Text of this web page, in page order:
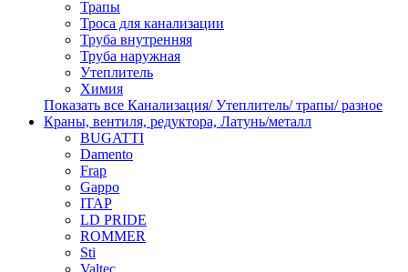
Трапы
Троса для канализации
Труба внутренняя
Труба наружная
Утеплитель
Химия
Показать все Канализация/ Утеплитель/ трапы/ разное
Краны, вентиля, редуктора, Латунь/металл
BUGATTI
Damento
Frap
Gappo
ITAP
LD PRIDE
ROMMER
Sti
Valtec